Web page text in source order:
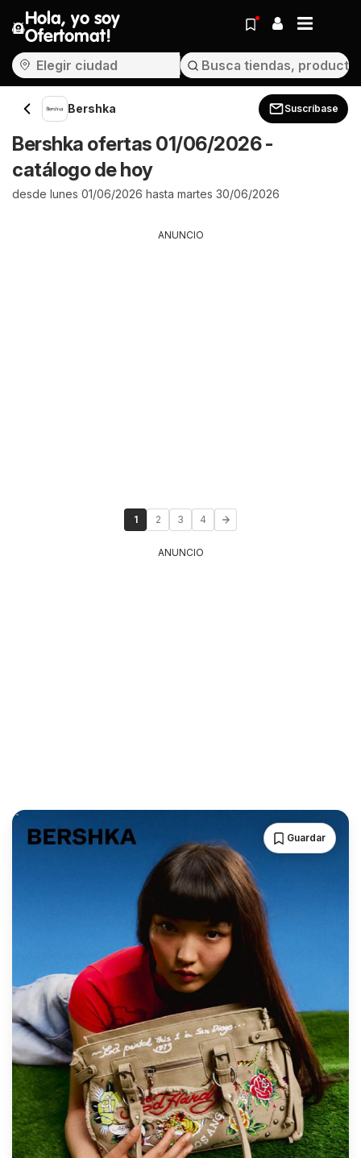
Hola, yo soy
Ofertomat!
Bershka Suscríbase
Bershka ofertas 01/06/2026 -
catálogo de hoy
desde lunes 01/06/2026 hasta martes 30/06/2026
ANUNCIO
1 2 3 4
ANUNCIO
Guardar